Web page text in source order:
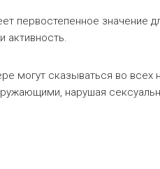
первостепенное значение
активность.
могут сказываться во
нарушая